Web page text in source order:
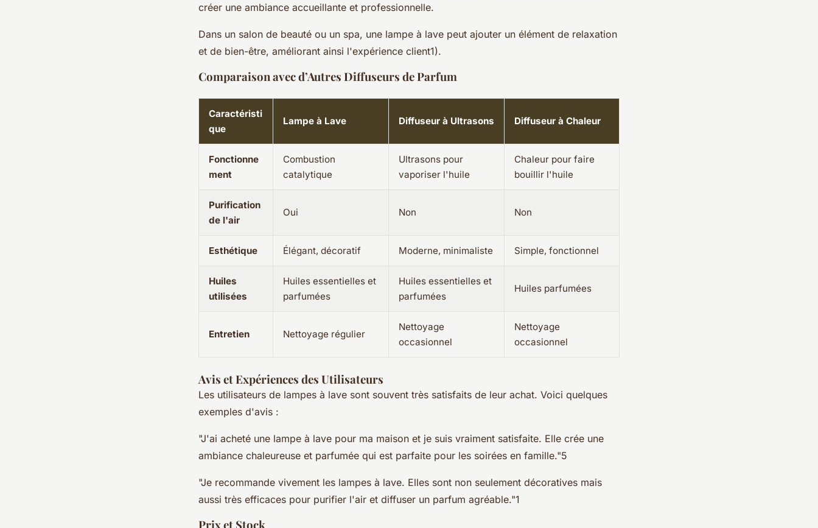
créer une ambiance accueillante et professionnelle.
Dans un salon de beauté ou un spa, une lampe à lave peut ajouter un élément de relaxation
et de bien-être, améliorant ainsi l'expérience client1).
Comparaison avec d’Autres Diffuseurs de Parfum
Caractéristi
que
Lampe à Lave Diffuseur à Ultrasons Diffuseur à Chaleur
Fonctionne
ment
Combustion
catalytique
Ultrasons pour
vaporiser l'huile
Chaleur pour faire
bouillir l'huile
Purification
de l'air
Oui Non Non
Esthétique Élégant, décoratif Moderne, minimaliste Simple, fonctionnel
Huiles
utilisées
Huiles essentielles et
parfumées
Huiles essentielles et
parfumées
Huiles parfumées
Entretien Nettoyage régulier
Nettoyage
occasionnel
Nettoyage
occasionnel
Avis et Expériences des Utilisateurs
Les utilisateurs de lampes à lave sont souvent très satisfaits de leur achat. Voici quelques
exemples d'avis :
"J'ai acheté une lampe à lave pour ma maison et je suis vraiment satisfaite. Elle crée une
ambiance chaleureuse et parfumée qui est parfaite pour les soirées en famille."5
"Je recommande vivement les lampes à lave. Elles sont non seulement décoratives mais
aussi très efficaces pour purifier l'air et diffuser un parfum agréable."1
Prix et Stock